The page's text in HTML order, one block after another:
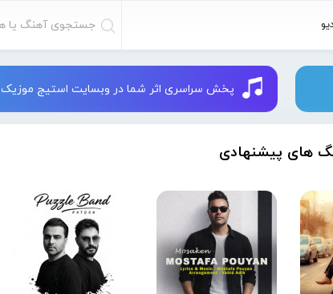
پخش سراسری اثر شما در وبسایت استیج موزیک 09379752202
های پیشنهادی